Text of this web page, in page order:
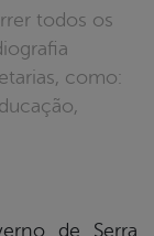
todos os
como:
de Serra